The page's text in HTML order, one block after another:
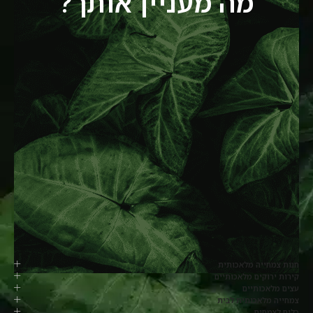
חנות צמחייה מלאכותית
קירות ירוקים מלאכותיים
עצים מלאכותיים
צמחייה מלאכותית לבית